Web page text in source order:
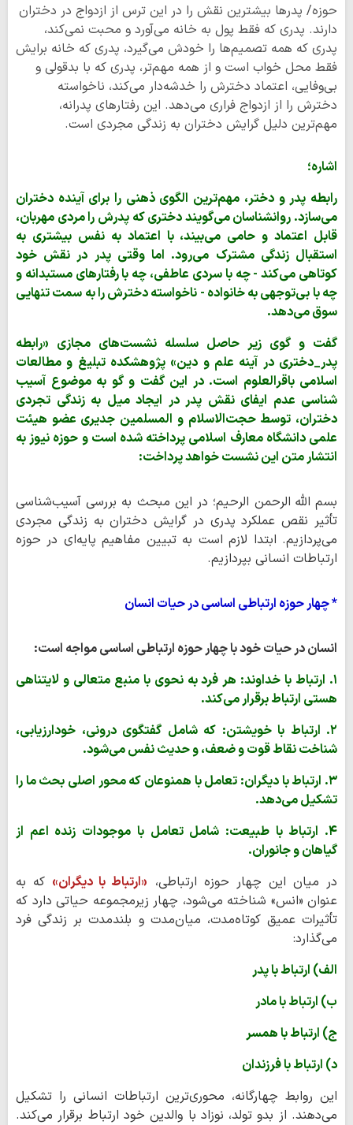
حوزه/ پدرها بیشترین نقش را در این ترس از ازدواج در دختران
دارند. پدری که فقط پول به خانه می‌آورد و محبت نمی‌کند،
پدری که همه تصمیم‌ها را خودش می‌گیرد، پدری که خانه برایش
فقط محل خواب است و از همه مهم‌تر، پدری که با بدقولی و
بی‌وفایی، اعتماد دخترش را خدشه‌دار می‌کند، ناخواسته
دخترش را از ازدواج فراری می‌دهد. این رفتارهای پدرانه،
مهم‌ترین دلیل گرایش دختران به زندگی مجردی است.
اشاره؛
رابطه پدر و دختر، مهم‌ترین الگوی ذهنی را برای آینده دختران
می‌سازد. روانشناسان می‌گویند دختری که پدرش را مردی مهربان،
قابل اعتماد و حامی می‌بیند، با اعتماد به نفس بیشتری به
استقبال زندگی مشترک می‌رود. اما وقتی پدر در نقش خود
کوتاهی می‌کند - چه با سردی عاطفی، چه با رفتارهای مستبدانه و
چه با بی‌توجهی به خانواده - ناخواسته دخترش را به سمت تنهایی
سوق می‌دهد.
گفت و گوی زیر حاصل سلسله نشست‌های مجازی «رابطه
پدر_دختری در آینه علم و دین» پژوهشکده تبلیغ و مطالعات
اسلامی باقرالعلوم است. در این گفت و گو به موضوع آسیب
شناسی عدم ایفای نقش پدر در ایجاد میل به زندگی تجردی
دختران، توسط حجت‌الاسلام و المسلمین جدیری عضو هیئت
علمی دانشگاه معارف اسلامی پرداخته شده است و حوزه نیوز به
انتشار متن این نشست خواهد پرداخت:
بسم الله الرحمن الرحیم؛ در این مبحث به بررسی آسیب‌شناسی
تأثیر نقص عملکرد پدری در گرایش دختران به زندگی مجردی
می‌پردازیم. ابتدا لازم است به تبیین مفاهیم پایه‌ای در حوزه
ارتباطات انسانی بپردازیم.
* چهار حوزه ارتباطی اساسی در حیات انسان
انسان در حیات خود با چهار حوزه ارتباطی اساسی مواجه است:
۱. ارتباط با خداوند: هر فرد به نحوی با منبع متعالی و لایتناهی
هستی ارتباط برقرار می‌کند.
۲. ارتباط با خویشتن: که شامل گفتگوی درونی، خودارزیابی،
شناخت نقاط قوت و ضعف، و حدیث نفس می‌شود.
۳. ارتباط با دیگران: تعامل با همنوعان که محور اصلی بحث ما را
تشکیل می‌دهد.
۴. ارتباط با طبیعت: شامل تعامل با موجودات زنده اعم از
گیاهان و جانوران.
در میان این چهار حوزه ارتباطی، «ارتباط با دیگران» که به
عنوان «انس» شناخته می‌شود، چهار زیرمجموعه حیاتی دارد که
تأثیرات عمیق کوتاه‌مدت، میان‌مدت و بلندمدت بر زندگی فرد
می‌گذارد:
الف) ارتباط با پدر
ب) ارتباط با مادر
ج) ارتباط با همسر
د) ارتباط با فرزندان
این روابط چهارگانه، محوری‌ترین ارتباطات انسانی را تشکیل
می‌دهند. از بدو تولد، نوزاد با والدین خود ارتباط برقرار می‌کند.